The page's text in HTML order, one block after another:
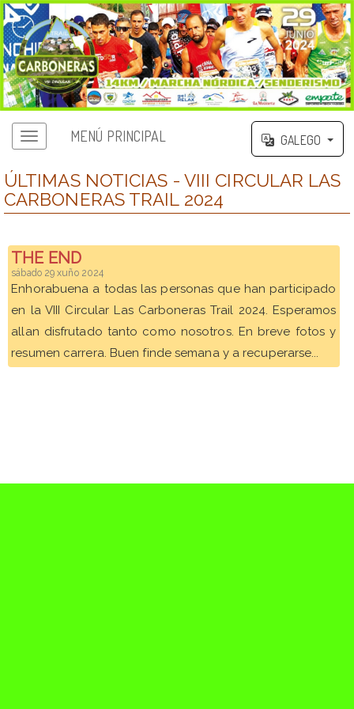
MENÚ PRINCIPAL GALEGO
ÚLTIMAS NOTICIAS - VIII CIRCULAR LAS
CARBONERAS TRAIL 2024
THE END
sábado 29 xuño 2024
Enhorabuena a todas las personas que han participado
en la VIII Circular Las Carboneras Trail 2024. Esperamos
allan disfrutado tanto como nosotros. En breve fotos y
resumen carrera. Buen finde semana y a recuperarse...